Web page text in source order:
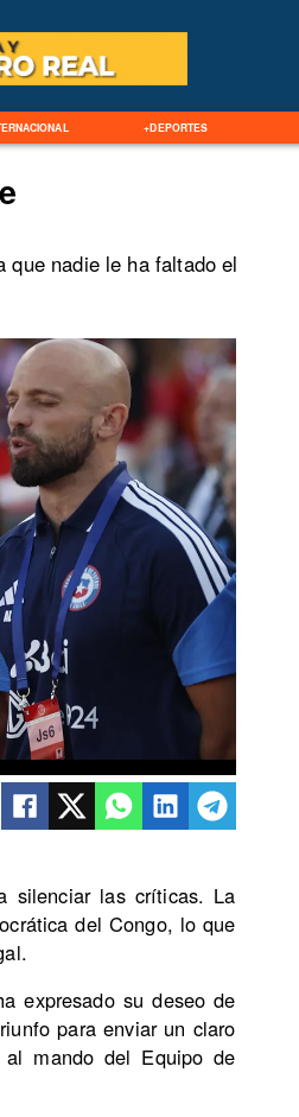
+DEPORTES
que nadie le ha faltado el
silenciar las críticas. La
del Congo, lo que
expresado su deseo de
para enviar un claro
mando del Equipo de